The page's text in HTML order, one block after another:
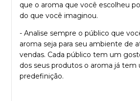
que o aroma que você escolheu
do que você imaginou.
- Analise sempre o público que
aroma seja para seu ambiente de
vendas. Cada público tem um
dos seus produtos o aroma já tem
predefinição.